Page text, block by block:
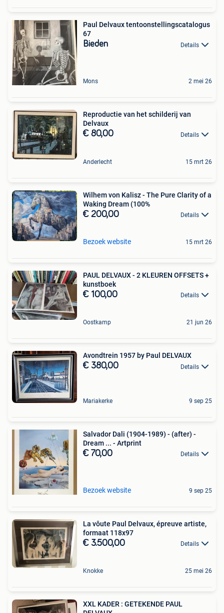
Paul Delvaux tentoonstellingscatalogus
67
Bieden Details
Mons 2 mei 26
Reproductie van het schilderij van
Delvaux
€ 80,00 Details
Anderlecht 15 mrt 26
Wilhem von Kalisz - The Pure Clarity of a
Waking Dream (100%
€ 200,00 Details
Bezoek website 15 mrt 26
PAUL DELVAUX - 2 KLEUREN OFFSETS +
kunstboek
€ 100,00 Details
Oostkamp 21 jun 26
Avondtrein 1957 by Paul DELVAUX
€ 380,00 Details
Mariakerke 9 sep 25
Salvador Dali (1904-1989) - (after) -
Dream ... - Artprint
€ 70,00 Details
Bezoek website 9 sep 25
La vôute Paul Delvaux, épreuve artiste,
formaat 118x97
€ 3.500,00 Details
Knokke 25 mei 26
XXL KADER : GETEKENDE PAUL